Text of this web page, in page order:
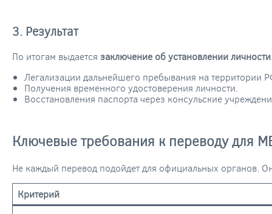
3. Результат
По итогам выдается заключение об установлении личности
Легализации дальнейшего пребывания на территории
Получения временного удостоверения личности.
Восстановления паспорта через консульские
Ключевые требования к переводу для
Не каждый перевод подойдет для официальных органов.
Критерий